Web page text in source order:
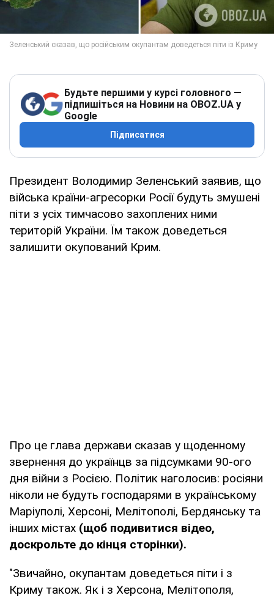
Будьте першими у курсі головного —
підпишіться на Новини на OBOZ.UA у
Google
Підписатися
Президент Володимир Зеленський заявив, що
війська країни-агресорки Росії будуть змушені
піти з усіх тимчасово захоплених ними
територій України. Їм також доведеться
залишити окупований Крим.
Про це глава держави сказав у щоденному
звернення до українцв за підсумками 90-ого
дня війни з Росією. Політик наголосив: росіяни
ніколи не будуть господарями в українському
Маріуполі, Херсоні, Мелітополі, Бердянську та
інших містах (щоб подивитися відео,
доскрольте до кінця сторінки).
"Звичайно, окупантам доведеться піти і з
Криму також. Як і з Херсона, Мелітополя,